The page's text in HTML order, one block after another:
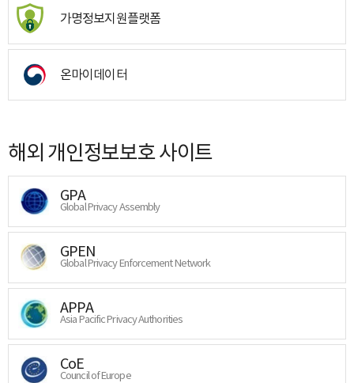
가명정보지원플랫폼
온마이데이터
해외 개인정보보호 사이트
GPA
Global Privacy Assembly
GPEN
Global Privacy Enforcement Network
APPA
Asia Pacific Privacy Authorities
CoE
Council of Europe